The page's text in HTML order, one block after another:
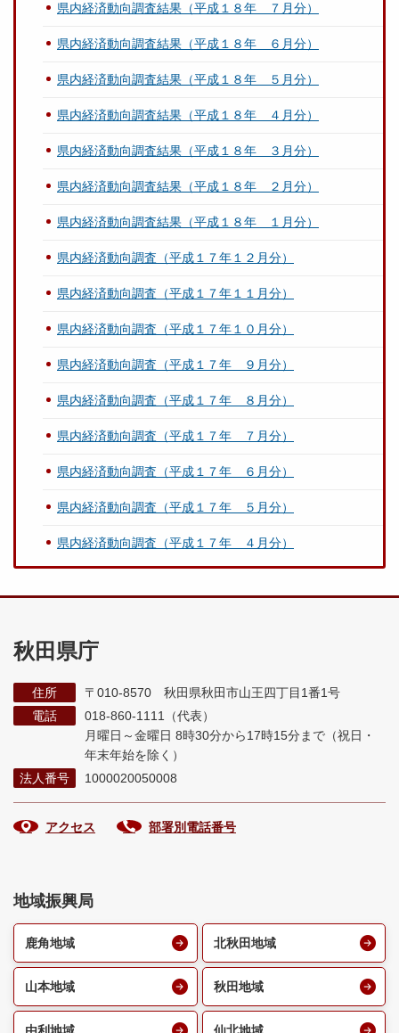
県内経済動向調査結果（平成１８年 ７月分）
県内経済動向調査結果（平成１８年 ６月分）
県内経済動向調査結果（平成１８年 ５月分）
県内経済動向調査結果（平成１８年 ４月分）
県内経済動向調査結果（平成１８年 ３月分）
県内経済動向調査結果（平成１８年 ２月分）
県内経済動向調査結果（平成１８年 １月分）
県内経済動向調査（平成１７年１２月分）
県内経済動向調査（平成１７年１１月分）
県内経済動向調査（平成１７年１０月分）
県内経済動向調査（平成１７年 ９月分）
県内経済動向調査（平成１７年 ８月分）
県内経済動向調査（平成１７年 ７月分）
県内経済動向調査（平成１７年 ６月分）
県内経済動向調査（平成１７年 ５月分）
県内経済動向調査（平成１７年 ４月分）
秋田県庁
住所
〒010-8570 秋田県秋田市山王四丁目1番1号
電話
018-860-1111（代表）
月曜日～金曜日 8時30分から17時15分まで （祝日・
年末年始を除く）
法人番号
1000020050008
アクセス 部署別電話番号
地域振興局
鹿角地域 北秋田地域
山本地域 秋田地域